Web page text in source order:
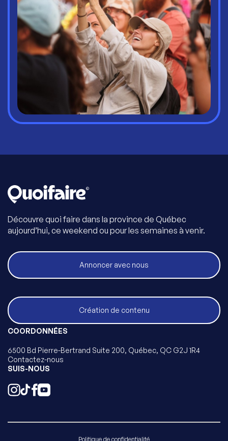
Découvre quoi faire dans la province de Québec
aujourd’hui, ce weekend ou pour les semaines à venir.
Annoncer avec nous
Création de contenu
COORDONNÉES
6500 Bd Pierre-Bertrand Suite 200, Québec, QC G2J 1R4
Contactez-nous
SUIS-NOUS
Politique de confidentialité